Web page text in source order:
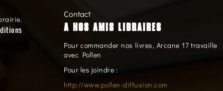
Contact
A NOS AMIS LIBRAIRES
Pour commander nos livres, Arcane 17 travaille
avec Pollen
Pour les joindre :
http://www.pollen-diffusion.com